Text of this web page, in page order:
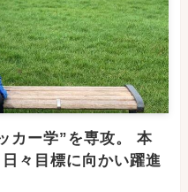
カー学”を専攻。 本
々目標に向かい躍進